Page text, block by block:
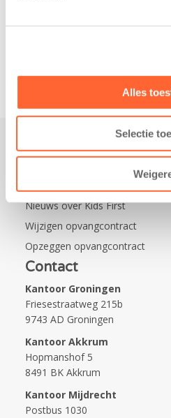
Alles
Selectie
Nieuws over Kids First
Wijzigen opvangcontract
Opzeggen opvangcontract
Contact
Kantoor Groningen
Friesestraatweg 215b
9743 AD Groningen
Kantoor Akkrum
Hopmanshof 5
8491 BK Akkrum
Kantoor Mijdrecht
Postbus 1030